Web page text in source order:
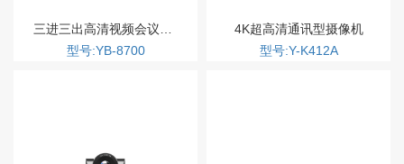
三进三出高清视频会议终端
型号:YB-8700
4K超高清通讯型摄像机
型号:Y-K412A